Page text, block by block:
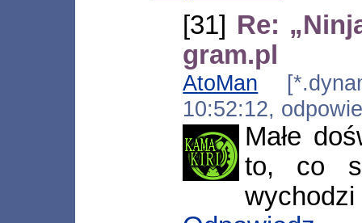
[31] Re:
gram.pl
AtoMan
10:52:12,
Małe
to, co
wychodzi